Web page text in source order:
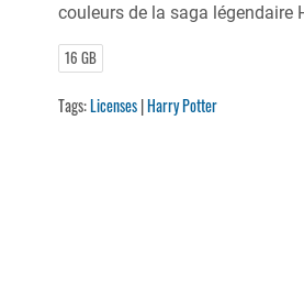
couleurs de la saga légendaire
16 GB
Tags:Licenses|Harry Potter